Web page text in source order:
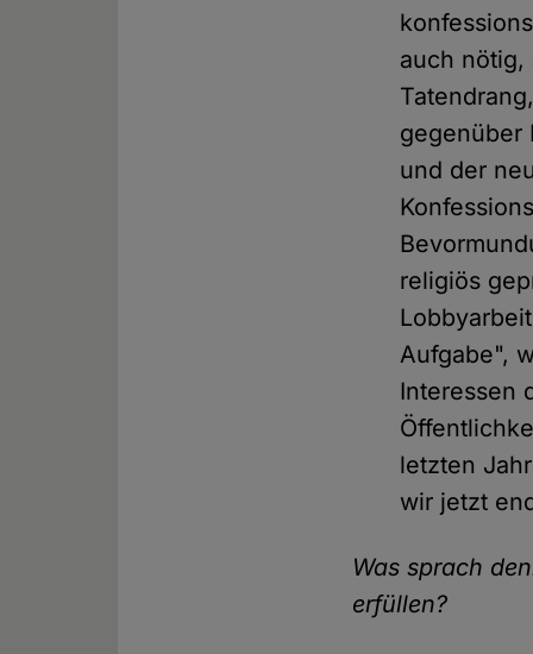
auch
gegenüber
und der
religiös
Aufgabe",
Interessen
letzten
wir jetzt
Was sprach
erfüllen?